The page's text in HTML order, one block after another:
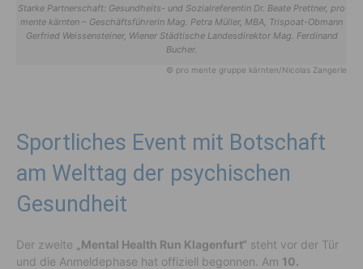
Starke Partnerschaft: Gesundheits- und Sozialreferentin Dr. Beate Prettner, pro
mente kärnten – Geschäftsführerin Mag. Petra Müller, MBA, Trispoat-Obmann
Gerfried Weissensteiner, Wiener Städtische Landesdirektor Mag. Ferdinand
Bucher.
© pro mente gruppe kärnten/Nicolas Zangerle
Sportliches Event mit Botschaft
am Welttag der psychischen
Gesundheit
Der zweite „Mental Health Run Klagenfurt“ steht vor der Tür
und die Anmeldephase hat offiziell begonnen. Am 10.